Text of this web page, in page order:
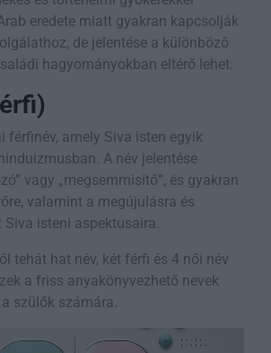
eredete miatt gyakran kapcsolják
de jelentése a különböző
hagyományokban eltérő lehet.
férfinév, amely Siva isten egyik
A név jelentése
vagy „megsemmisítő”, és gyakran
valamint a megújulásra és
isteni aspektusaira.
tehát hat név, két férfi és 4 női név
a friss anyakönyvezhető nevek
szülők számára.